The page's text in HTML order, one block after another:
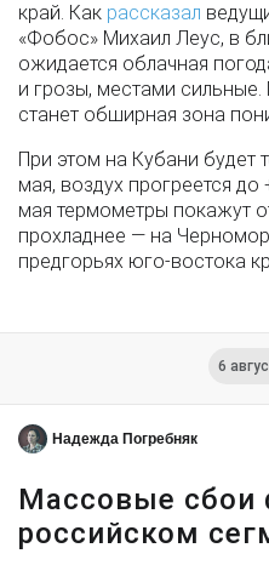
край. Как рассказал
«Фобос» Михаил Леус, в
ожидается облачная
и грозы, местами сильные.
станет обширная зона
При этом на Кубани будет
мая, воздух прогреется
мая термометры покажут
прохладнее — на
предгорьях юго-востока
6
Надежда Погребняк
Массовые сбои
российском